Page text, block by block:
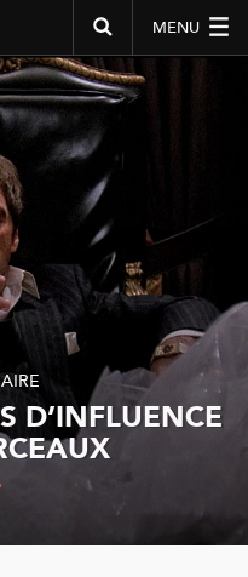
MENU
D’INFLUENCE